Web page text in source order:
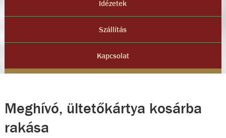
Idézetek
Szállítás
Kapcsolat
Meghívó, ültetőkártya kosárba
rakása